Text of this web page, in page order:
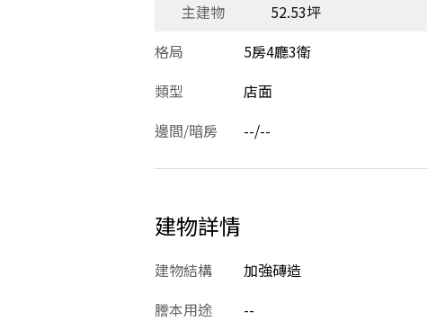
主建物
52.53坪
格局
5房4廳3衛
類型
店面
邊間/暗房
--/--
建物詳情
建物結構 加強磚造
謄本用途
--